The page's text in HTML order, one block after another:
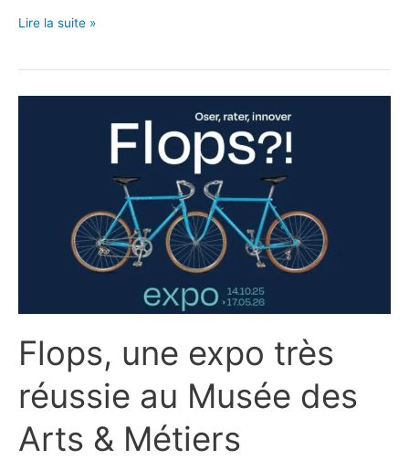
Momies
Musée
Lire la suite »
Flops, une expo très
réussie au Musée des
Arts & Métiers